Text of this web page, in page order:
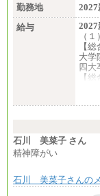
勤務地
2027
給与
2027
（
【総
大学
四大
【総
大
石川 美菜子 さん
精神障がい
石川 美菜子さんの